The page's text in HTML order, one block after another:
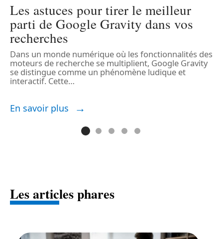
Les astuces pour tirer le meilleur
parti de Google Gravity dans vos
recherches
Dans un monde numérique où les fonctionnalités des
moteurs de recherche se multiplient, Google Gravity
se distingue comme un phénomène ludique et
interactif. Cette…
En savoir plus
Les articles phares